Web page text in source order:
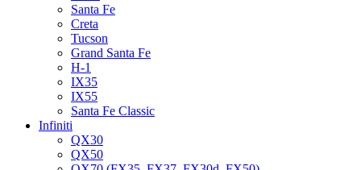
Santa Fe
Creta
Tucson
Grand Santa Fe
H-1
IX35
IX55
Santa Fe Classic
Infiniti
QX30
QX50